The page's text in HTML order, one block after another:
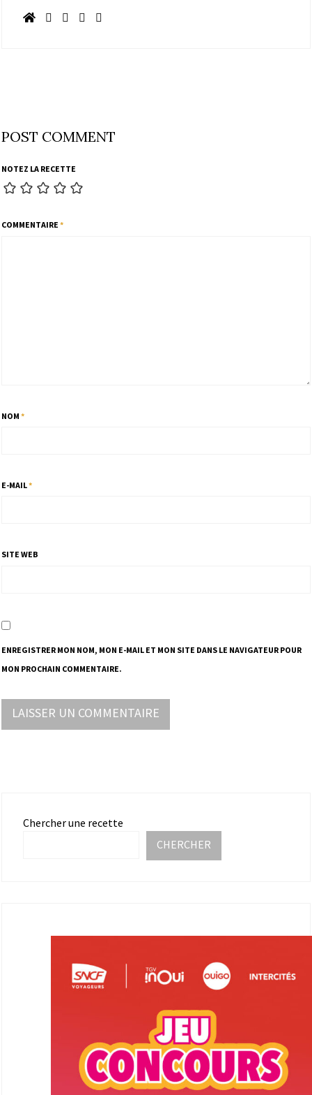
POST COMMENT
NOTEZ LA RECETTE
COMMENTAIRE *
NOM *
E-MAIL*
SITE WEB
ENREGISTRER MON NOM, MON E-MAIL ET MON SITE DANS LE NAVIGATEUR POUR
MON PROCHAIN COMMENTAIRE.
Chercher une recette
CHERCHER